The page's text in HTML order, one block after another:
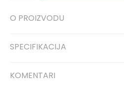
O PROIZVODU
SPECIFIKACIJA
KOMENTARI